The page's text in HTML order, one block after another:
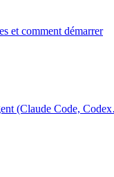
et comment démarrer
(Claude Code,